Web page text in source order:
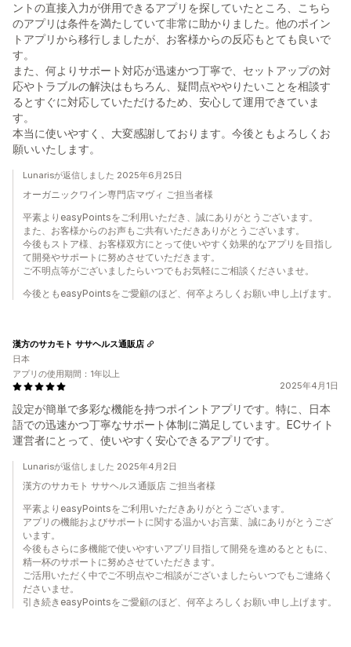
ントの直接入力が併用できるアプリを探していたところ、こちら
のアプリは条件を満たしていて非常に助かりました。他のポイン
トアプリから移行しましたが、お客様からの反応もとても良いで
す。
また、何よりサポート対応が迅速かつ丁寧で、セットアップの対
応やトラブルの解決はもちろん、疑問点ややりたいことを相談す
るとすぐに対応していただけるため、安心して運用できていま
す。
本当に使いやすく、大変感謝しております。今後ともよろしくお
願いいたします。
Lunarisが返信しました 2025年6月25日
オーガニックワイン専門店マヴィ ご担当者様
平素よりeasyPointsをご利用いただき、誠にありがとうございます。
また、お客様からのお声もご共有いただきありがとうございます。
今後もストア様、お客様双方にとって使いやすく効果的なアプリを目指し
て開発やサポートに努めさせていただきます。
ご不明点等がございましたらいつでもお気軽にご相談くださいませ。
今後ともeasyPointsをご愛顧のほど、何卒よろしくお願い申し上げます。
2025年4月1日
設定が簡単で多彩な機能を持つポイントアプリです。特に、日本
語での迅速かつ丁寧なサポート体制に満足しています。ECサイト
運営者にとって、使いやすく安心できるアプリです。
漢方のサカモト ササヘルス通販店
日本
アプリの使用期間：1年以上
Lunarisが返信しました 2025年4月2日
漢方のサカモト ササヘルス通販店 ご担当者様
平素よりeasyPointsをご利用いただきありがとうございます。
アプリの機能およびサポートに関する温かいお言葉、誠にありがとうござ
います。
今後もさらに多機能で使いやすいアプリ目指して開発を進めるとともに、
精一杯のサポートに努めさせていただきます。
ご活用いただく中でご不明点やご相談がございましたらいつでもご連絡く
ださいませ。
引き続きeasyPointsをご愛顧のほど、何卒よろしくお願い申し上げます。